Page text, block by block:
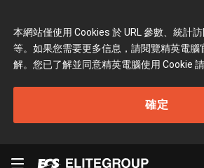
本網站僅使用 Cookies 於 URL 參數、統計
等。如果您需要更多信息，請閱覽精英電腦
解。您已了解並同意精英電腦使用 Cookie
確定